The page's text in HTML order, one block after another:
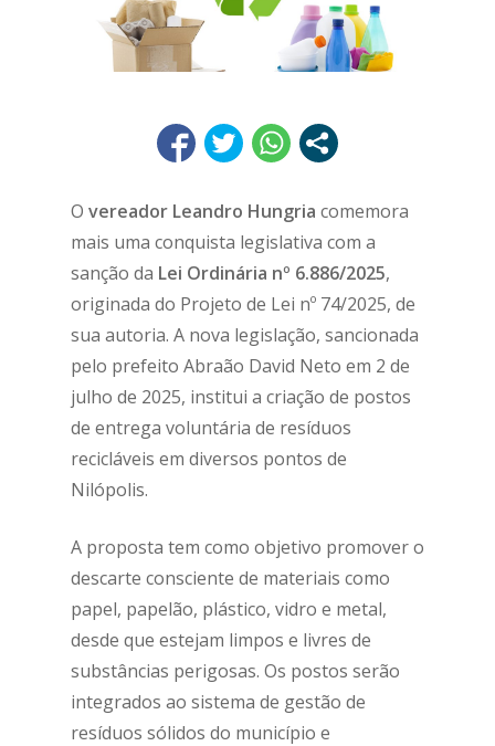
O vereador Leandro Hungria comemora
mais uma conquista legislativa com a
sanção da Lei Ordinária nº 6.886/2025,
originada do Projeto de Lei nº 74/2025, de
sua autoria. A nova legislação, sancionada
pelo prefeito Abraão David Neto em 2 de
julho de 2025, institui a criação de postos
de entrega voluntária de resíduos
recicláveis em diversos pontos de
Nilópolis.
A proposta tem como objetivo promover o
descarte consciente de materiais como
papel, papelão, plástico, vidro e metal,
desde que estejam limpos e livres de
substâncias perigosas. Os postos serão
integrados ao sistema de gestão de
resíduos sólidos do município e